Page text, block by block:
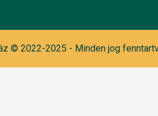
© 2022-2025 - Minden jog